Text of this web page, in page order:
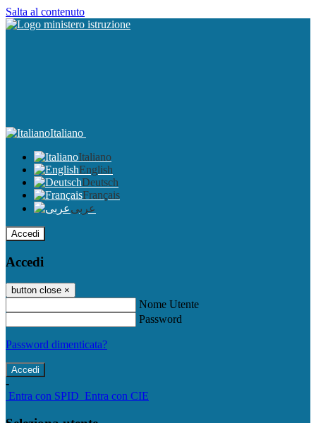
Salta al contenuto
Italiano
Italiano
English
Deutsch
Français
عربى
Accedi
Accedi
button close ×
Nome Utente
Password
Password dimenticata?
-
Entra con SPID Entra con CIE